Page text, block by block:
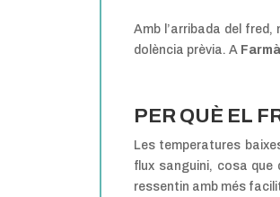
Amb l’arribada del
dolència prèvia. A
PER QUÈ EL
Les temperatures
flux sanguini, cosa que
ressentin amb més